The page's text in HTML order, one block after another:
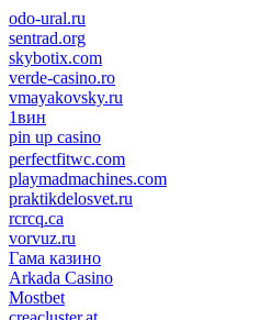
odo-ural.ru
sentrad.org
skybotix.com
verde-casino.ro
vmayakovsky.ru
1вин
pin up casino
пин ап
1win
perfectfitwc.com
playmadmachines.com
praktikdelosvet.ru
rcrcq.ca
vorvuz.ru
Гама казино
Arkada Casino
Mostbet